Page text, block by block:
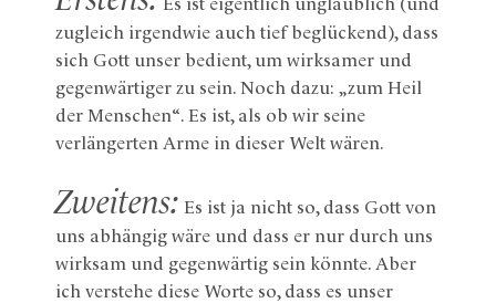
Es ist eigentlich unglaublich (und
zugleich irgendwie auch tief beglückend), dass
sich Gott unser bedient, um wirksamer und
gegenwärtiger zu sein. Noch dazu: „zum Heil
der Menschen“. Es ist, als ob wir seine
verlängerten Arme in dieser Welt wären.
Zweitens: Es ist ja nicht so, dass Gott von
uns abhängig wäre und dass er nur durch uns
wirksam und gegenwärtig sein könnte. Aber
ich verstehe diese Worte so, dass es unser